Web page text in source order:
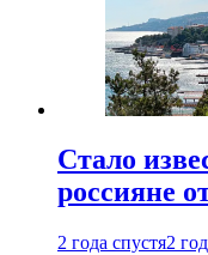
Стало
россияне
2 года спустя2